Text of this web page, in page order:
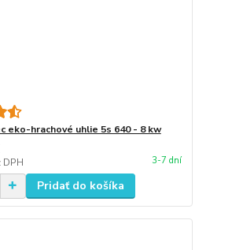
eko-hrachové uhlie 5s 640 - 8 kw
DPH 3-7 dní
Pridať do košíka